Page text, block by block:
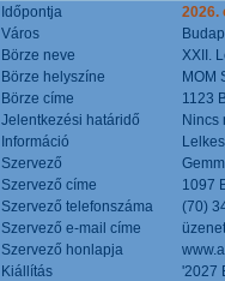
Időpontja
2026.
Város
Börze neve
XXII.
Börze helyszíne
MOM
Börze címe
1123
Jelentkezési határidő
Nincs
Információ
Szervező
Szervező címe
1097
Szervező telefonszáma
(70)
Szervező e-mail címe
Szervező honlapja
Kiállítás
'2027